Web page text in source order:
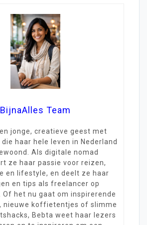
BijnaAlles Team
jonge, creatieve geest met
die haar hele leven in Nederland
Als digitale nomad
ze haar passie voor reizen,
en lifestyle, en deelt ze haar
en tips als freelancer op
. Of het nu gaat om inspirerende
nieuwe koffietentjes of slimme
Bebta weet haar lezers